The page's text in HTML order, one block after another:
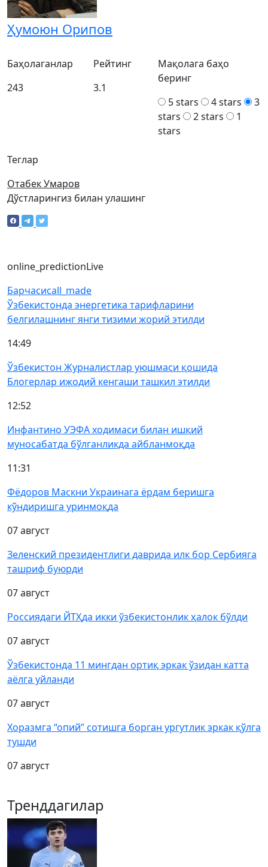
Ҳумоюн Орипов
Теглар
Отабек Умаров
Баҳолаганлар
243
Рейтинг
3.1
Мақолага баҳо
беринг
5 stars
4 stars
3
stars
2 stars
1
stars
Дўстларингиз билан улашинг
online_predictionLive
Барчасиcall_made
Ўзбекистонда энергетика тарифларини
белгилашнинг янги тизими жорий этилди
14:49
Ўзбекистон Журналистлар уюшмаси қошида
Блогерлар ижодий кенгаши ташкил этилди
12:52
Инфантино УЭФА ходимаси билан ишқий
муносабатда бўлганликда айбланмоқда
11:31
Фёдоров Маскни Украинага ёрдам беришга
кўндиришга уринмоқда
07 август
Зеленский президентлиги даврида илк бор Сербияга
ташриф буюрди
07 август
Россиядаги ЙТҲда икки ўзбекистонлик ҳалок бўлди
07 август
Ўзбекистонда 11 мингдан ортиқ эркак ўзидан катта
аёлга уйланди
07 август
Хоразмга “опий” сотишга борган ургутлик эркак қўлга
тушди
07 август
Тренддагилар